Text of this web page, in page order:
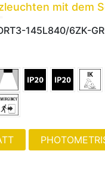
mit dem
145L840/6ZK-